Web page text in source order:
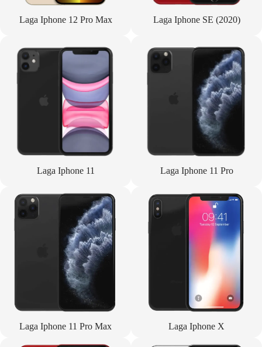
Laga Iphone 12 Pro Max Laga Iphone SE (2020)
Laga Iphone 11 Laga Iphone 11 Pro
Laga Iphone 11 Pro Max Laga Iphone X